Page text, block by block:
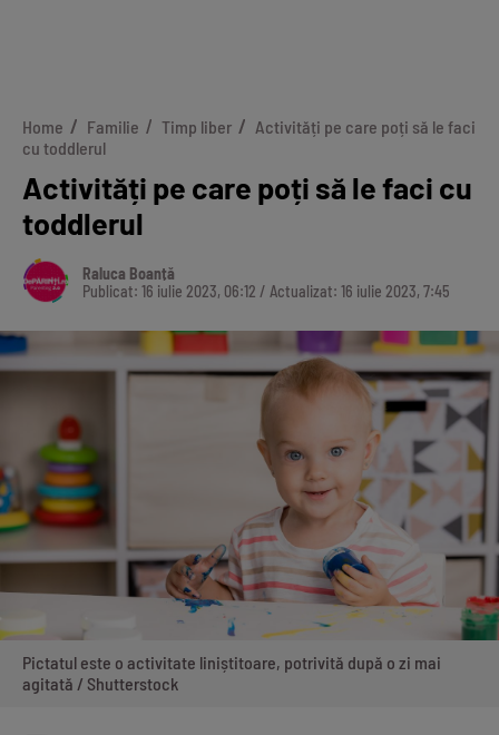
Home Familie Timp liber
Activități pe care poți să le faci
cu toddlerul
Activități pe care poți să le faci cu
toddlerul
Raluca Boanță
Publicat: 16 iulie 2023, 06:12 / Actualizat: 16 iulie 2023, 7:45
Pictatul este o activitate liniștitoare, potrivită după o zi mai
agitată / Shutterstock